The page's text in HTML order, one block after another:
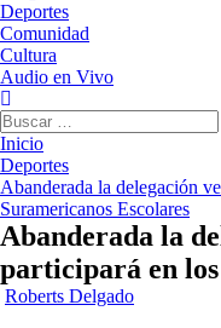
Deportes
Comunidad
Cultura
Audio en Vivo
Buscar:
Inicio
Deportes
Abanderada la delegación
Suramericanos Escolares
Abanderada la
participará en
Roberts Delgado